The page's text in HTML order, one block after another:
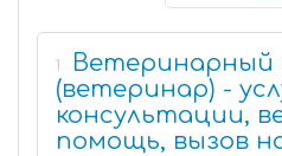
1
Ветеринарный
(ветеринар) -
консультации,
помощь, вызов